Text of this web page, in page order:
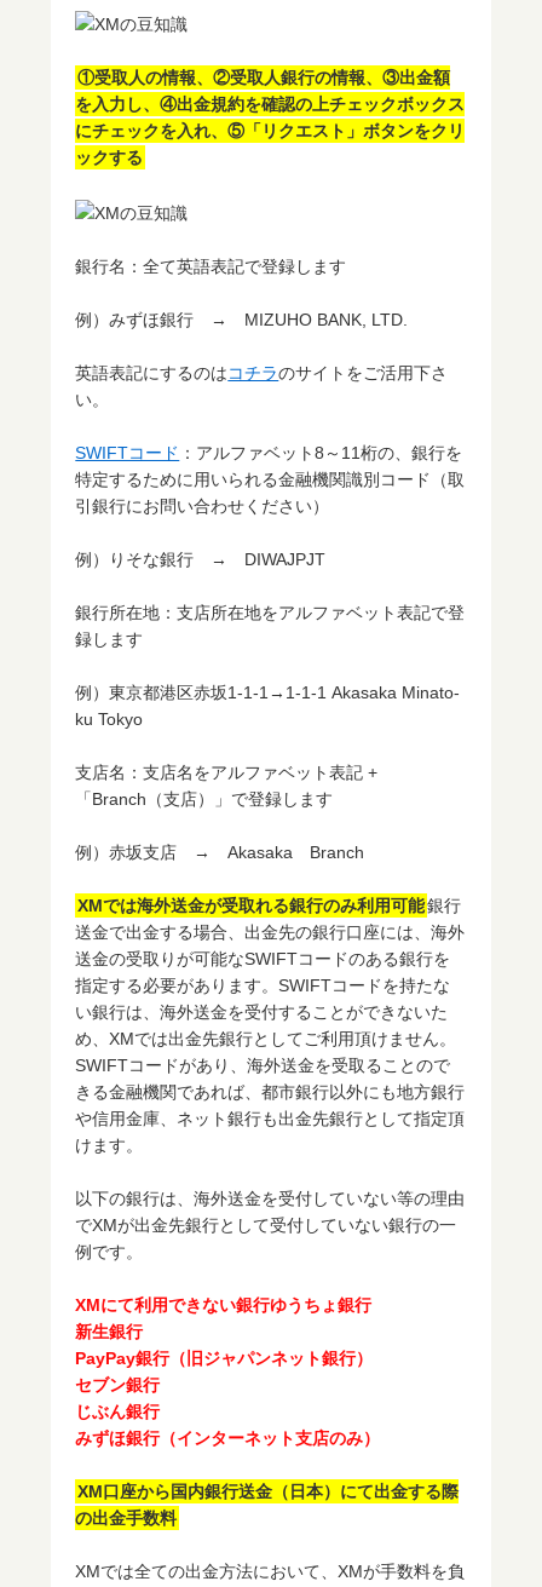
①受取人の情報、②受取人銀行の情報、③出金額
を入力し、④出金規約を確認の上チェックボックス
にチェックを入れ、⑤「リクエスト」ボタンをクリ
ックする
銀行名：全て英語表記で登録します
例）みずほ銀行 → MIZUHO BANK, LTD.
英語表記にするのはコチラのサイトをご活用下さ
い。
SWIFTコード ：アルファベット8～11桁の、銀行を
特定するために用いられる金融機関識別コード（取
引銀行にお問い合わせください）
例）りそな銀行 → DIWAJPJT
銀行所在地：支店所在地をアルファベット表記で登
録します
例）東京都港区赤坂1-1-1→1-1-1 Akasaka Minato-
ku Tokyo
支店名：支店名をアルファベット表記 +
「Branch（支店）」で登録します
例）赤坂支店 → Akasaka Branch
XMでは海外送金が受取れる銀行のみ利用可能銀行
送金で出金する場合、出金先の銀行口座には、海外
送金の受取りが可能なSWIFTコードのある銀行を
指定する必要があります。SWIFTコードを持たな
い銀行は、海外送金を受付することができないた
め、XMでは出金先銀行としてご利用頂けません。
SWIFTコードがあり、海外送金を受取ることので
きる金融機関であれば、都市銀行以外にも地方銀行
や信用金庫、ネット銀行も出金先銀行として指定頂
けます。
以下の銀行は、海外送金を受付していない等の理由
でXMが出金先銀行として受付していない銀行の一
例です。
XMにて利用できない銀行ゆうちょ銀行
新生銀行
PayPay銀行（旧ジャパンネット銀行）
セブン銀行
じぶん銀行
みずほ銀行（インターネット支店のみ）
XM口座から国内銀行送金（日本）にて出金する際
の出金手数料
XMでは全ての出金方法において、XMが手数料を負